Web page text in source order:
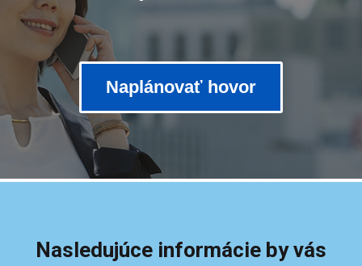
Naplánovať hovor
Nasledujúce informácie by vás